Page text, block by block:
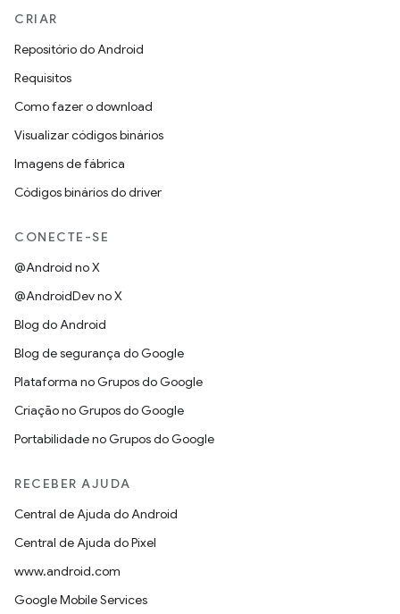
CRIAR
Repositório do Android
Requisitos
Como fazer o download
Visualizar códigos binários
Imagens de fábrica
Códigos binários do driver
CONECTE-SE
@Android no X
@AndroidDev no X
Blog do Android
Blog de segurança do Google
Plataforma no Grupos do Google
Criação no Grupos do Google
Portabilidade no Grupos do Google
RECEBER AJUDA
Central de Ajuda do Android
Central de Ajuda do Pixel
www.android.com
Google Mobile Services